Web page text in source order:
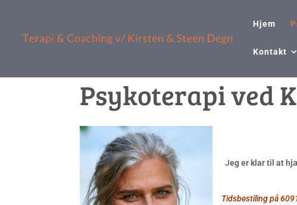
Hjem
Kontakt
Psykoterapi ved
Jeg er klar til at
Tidsbestiling på